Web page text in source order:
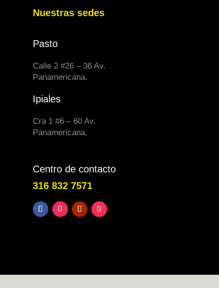
Nuestras sedes
Pasto
Calle 2 #26 – 36 Av.
Panamericana.
Ipiales
Cra 1 #6 – 60 Av.
Panamericana.
Centro de contacto
316 832 7571